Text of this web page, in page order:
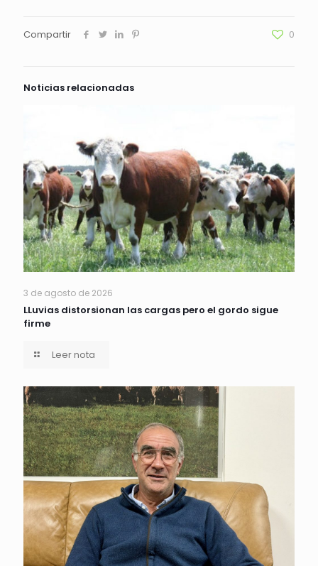
Compartir 0
Noticias relacionadas
3 de agosto de 2026
LLuvias distorsionan las cargas pero el gordo sigue
firme
Leer nota